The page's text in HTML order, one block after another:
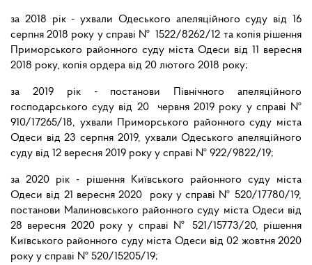
за 2018 рік - ухвали Одеського апеляційного суду від 16
серпня 2018 року у справі № 1522/8262/12 та копія рішення
Приморського районного суду міста Одеси від 11 вересня
2018 року, копія ордера від 20 лютого 2018 року;
за 2019 рік - постанови Північного апеляційного
господарського суду від 20 червня 2019 року у справі №
910/17265/18, ухвали Приморського районного суду міста
Одеси від 23 серпня 2019, ухвали Одеського апеляційного
суду від 12 вересня 2019 року у справі № 922/9822/19;
за 2020 рік - рішення Київського районного суду міста
Одеси від 21 вересня 2020 року у справі № 520/17780/19,
постанови Малиновського районного суду міста Одеси від
28 вересня 2020 року у справі № 521/15773/20, рішення
Київського районного суду міста Одеси від 02 жовтня 2020
року у справі № 520/15205/19;